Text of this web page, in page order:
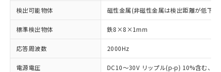
検出可能物体 磁性金属(非磁性金属は検出距離が低下し
標準検出物体 鉄8×8×1mm
応答周波数 2000Hz
電源電圧 DC10～30V リップル(p-p) 10%含む、